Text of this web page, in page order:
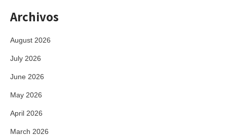
Archivos
August 2026
July 2026
June 2026
May 2026
April 2026
March 2026